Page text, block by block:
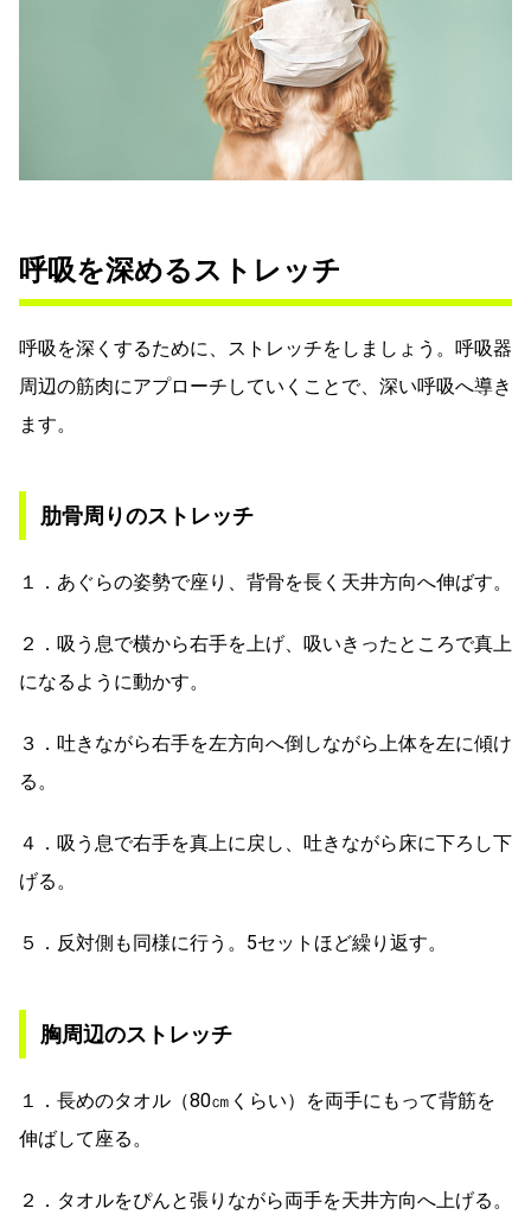
呼吸を深めるストレッチ
呼吸を深くするために、ストレッチをしましょう。呼吸器
周辺の筋肉にアプローチしていくことで、深い呼吸へ導き
ます。
肋骨周りのストレッチ
１．あぐらの姿勢で座り、背骨を長く天井方向へ伸ばす。
２．吸う息で横から右手を上げ、吸いきったところで真上
になるように動かす。
３．吐きながら右手を左方向へ倒しながら上体を左に傾け
る。
４．吸う息で右手を真上に戻し、吐きながら床に下ろし下
げる。
５．反対側も同様に行う。5セットほど繰り返す。
胸周辺のストレッチ
１．長めのタオル（80㎝くらい）を両手にもって背筋を
伸ばして座る。
２．タオルをぴんと張りながら両手を天井方向へ上げる。